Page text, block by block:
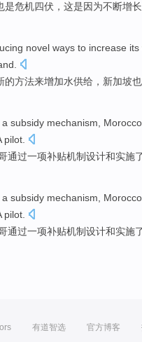
是危机四伏 ，这是因为不断增
novel ways to increase its
的方法来增加水供给 ， 新加坡也
a subsidy mechanism Morocco
pilot
通过一项补贴机制设计和实施
a subsidy mechanism Morocco
pilot
通过一项补贴机制设计和实施
有道智选 官方博客